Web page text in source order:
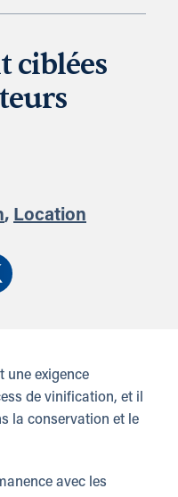
ciblées
, Location
une exigence
de vinification, et il
la conservation et le
avec les